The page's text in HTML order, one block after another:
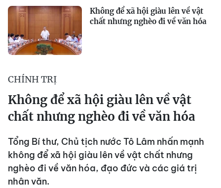
Không để xã hội giàu lên về vật
chất nhưng nghèo đi về văn hóa
CHÍNH TRỊ
Không để xã hội giàu lên về vật
chất nhưng nghèo đi về văn hóa
Tổng Bí thư, Chủ tịch nước Tô Lâm nhấn mạnh
không để xã hội giàu lên về vật chất nhưng
nghèo đi về văn hóa, đạo đức và các giá trị
nhân văn.